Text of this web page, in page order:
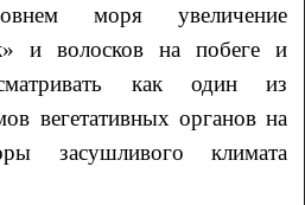
моря увеличение
и волосков на побеге и
как один из
вегетативных органов на
засушливого климата